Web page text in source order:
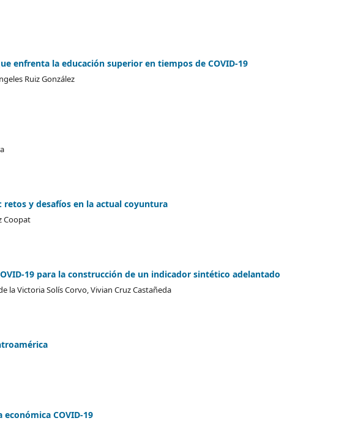
enfrenta la educación superior en tiempos de COVID-19
Ruiz González
retos y desafíos en la actual coyuntura
Coopat
19 para la construcción de un indicador sintético adelantado
la Victoria Solís Corvo, Vivian Cruz Castañeda
COVID-19